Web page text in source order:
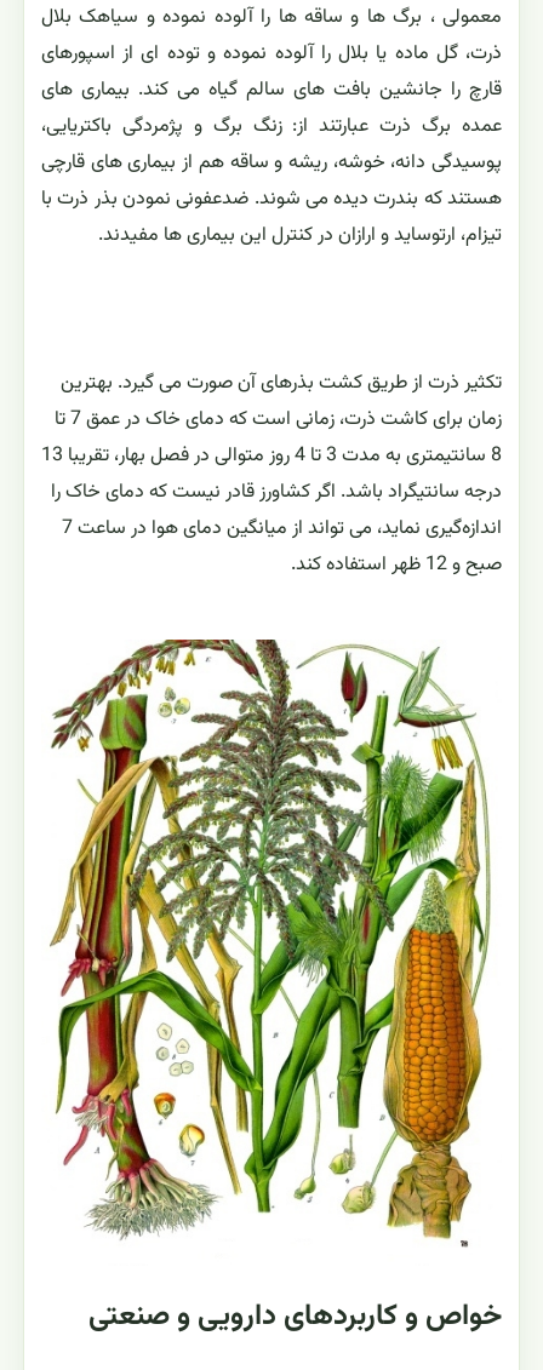
معمولی ، برگ ها و ساقه ها را آلوده نموده و سیاهک بلال
ذرت، گل ماده یا بلال را آلوده نموده و توده ای از اسپورهای
قارچ را جانشین بافت های سالم گیاه می کند. بیماری های
عمده برگ ذرت عبارتند از: زنگ برگ و پژمردگی باکتریایی،
پوسیدگی دانه، خوشه، ریشه و ساقه هم از بیماری های قارچی
هستند که بندرت دیده می شوند. ضدعفونی نمودن بذر ذرت با
تیزام، ارتوساید و ارازان در کنترل این بیماری ها مفیدند.
تکثیر ذرت از طریق کشت بذرهای آن صورت می گیرد. بهترین
زمان برای کاشت ذرت، زمانی است که دمای خاک در عمق 7 تا
8 سانتیمتری به مدت 3 تا 4 روز متوالی در فصل بهار، تقریبا 13
درجه سانتیگراد باشد. اگر کشاورز قادر نیست که دمای خاک را
اندازه‌گیری نماید، می تواند از میانگین دمای هوا در ساعت 7
صبح و 12 ظهر استفاده کند.
خواص و کاربردهای دارویی و صنعتی